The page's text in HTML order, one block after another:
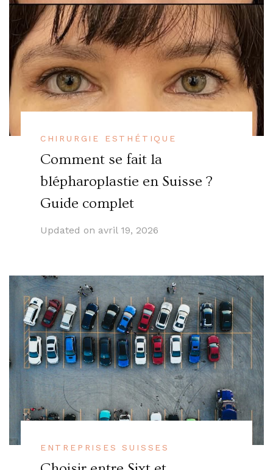
CHIRURGIE ESTHÉTIQUE
Comment se fait la
blépharoplastie en Suisse ?
Guide complet
Updated on avril 19, 2026
ENTREPRISES SUISSES